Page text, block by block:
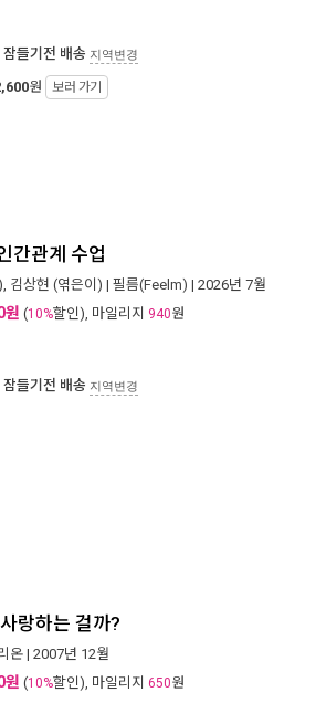
잠들기전 배송 지역변경
원 보러 가기
간관계 수업
김상현 (엮은이) | 필름(Feelm) | 2026년 7월
원 (10%할인), 마일리지 940원
잠들기전 배송 지역변경
랑하는 걸까?
온 | 2007년 12월
원 (10%할인), 마일리지 650원